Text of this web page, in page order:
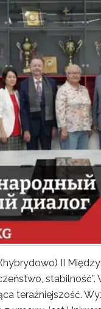
II
teraźniejszość.